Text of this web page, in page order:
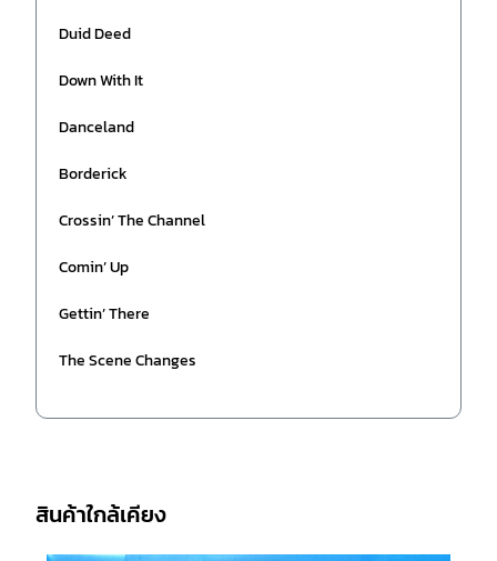
Duid Deed
Down With It
Danceland
Borderick
Crossin’ The Channel
Comin’ Up
Gettin’ There
The Scene Changes
สินค้าใกล้เคียง